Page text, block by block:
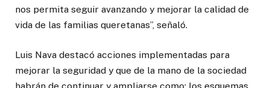
nos permita seguir avanzando y mejorar la calidad de
vida de las familias queretanas”, señaló.
Luis Nava destacó acciones implementadas para
mejorar la seguridad y que de la mano de la sociedad